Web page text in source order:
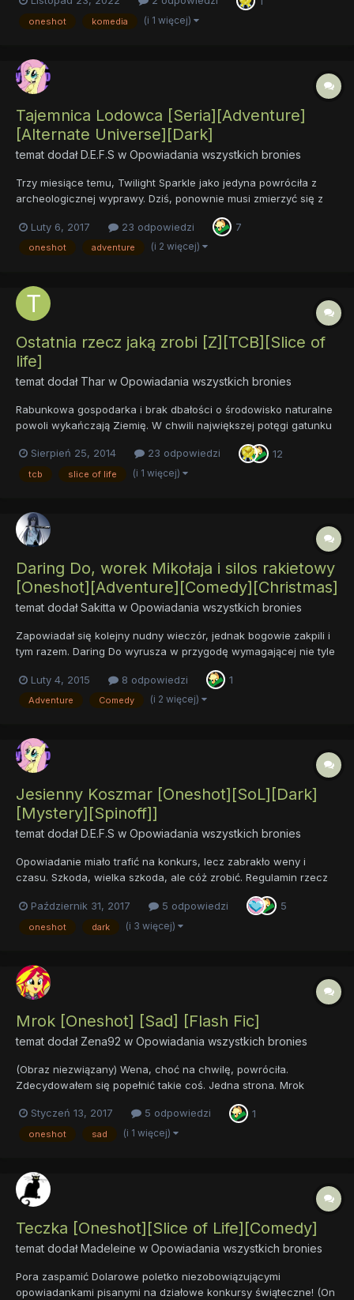
tematów dla każdego fika i wrzucać co chwilę, zajmując sobie
cały segment najnowszej aktywnośći? Bo to upierdliwe, forum...
oneshot komedia (i 1 więcej)
Tajemnica Lodowca [Seria][Adventure]
[Alternate Universe][Dark]
temat dodałD.E.F.S w Opowiadania wszystkich bronies
Trzy miesiące temu, Twilight Sparkle jako jedyna powróciła z
archeologicznej wyprawy. Dziś, ponownie musi zmierzyć się z
autorstwa @Arkane Whisper Serce Północy Tajemnica Lodowca
Miasto Umarłych Rozdział...
Luty 6, 2017 23 odpowiedzi 7
oneshot adventure (i 2 więcej)
Ostatnia rzecz jaką zrobi [Z][TCB][Slice of
life]
temat dodał Thar w Opowiadania wszystkich bronies
Rabunkowa gospodarka i brak dbałości o środowisko naturalne
powoli wykańczają Ziemię. W chwili największej potęgi gatunku
przybyły do nas prosząc jedynie o przestrzeń życiową. Nawet
wrogo przywitane wciąż nie stały się dla nas nieprzyjaciółmi....
Sierpień 25, 2014 23 odpowiedzi 12
tcb slice of life (i 1 więcej)
Daring Do, worek Mikołaja i silos rakietowy
[Oneshot][Adventure][Comedy][Christmas]
temat dodałSakitta w Opowiadania wszystkich bronies
Zapowiadał się kolejny nudny wieczór, jednak bogowie zakpili i
tym razem. Daring Do wyrusza w przygodę wymagającej nie tyle
się, aby przyzwoitość nawet tu nie zawitała. Opowiadanie
stworzone nie tyle z artystycznej potrzeby, co z samej chę...
Luty 4, 2015 8 odpowiedzi 1
Adventure Comedy (i 2 więcej)
Jesienny Koszmar [Oneshot][SoL][Dark]
[Mystery][Spinoff]]
temat dodałD.E.F.S w Opowiadania wszystkich bronies
Opowiadanie miało trafić na konkurs, lecz zabrakło weny i
czasu. Szkoda, wielka szkoda, ale cóż zrobić. Regulamin rzecz
święta. A teraz do rzeczy. Jesień jest piękna ale i niebezpieczna.
Zebra imieniem Three Weed przekonała się o tym na własnej
skórze. (Zaznajomi...
Październik 31, 2017 5 odpowiedzi 5
oneshot dark (i 3 więcej)
Mrok [Oneshot] [Sad] [Flash Fic]
temat dodał Zena92 w Opowiadania wszystkich bronies
(Obraz niezwiązany) Wena, choć na chwilę, powróciła.
Zdecydowałem się popełnić takie coś. Jedna strona. Mrok
Styczeń 13, 2017
5 odpowiedzi 1
oneshot sad (i 1 więcej)
Teczka [Oneshot][Slice of Life][Comedy]
temat dodałMadeleine w Opowiadania wszystkich bronies
Pora zaspamić Dolarowe poletko niezobowiązującymi
opowiadankami pisanymi na działowe konkursy świąteczne! (On